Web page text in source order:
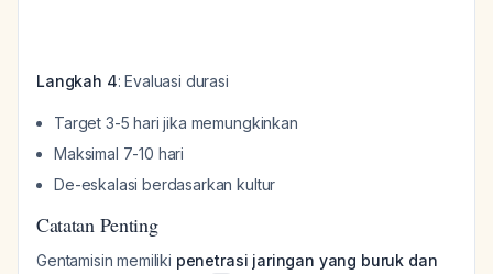
Langkah 4: Evaluasi durasi
Target 3-5 hari jika memungkinkan
Maksimal 7-10 hari
De-eskalasi berdasarkan kultur
Catatan Penting
Gentamisin memiliki penetrasi jaringan yang buruk dan